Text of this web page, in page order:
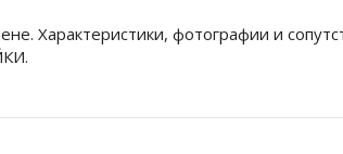
Характеристики, фотографии и